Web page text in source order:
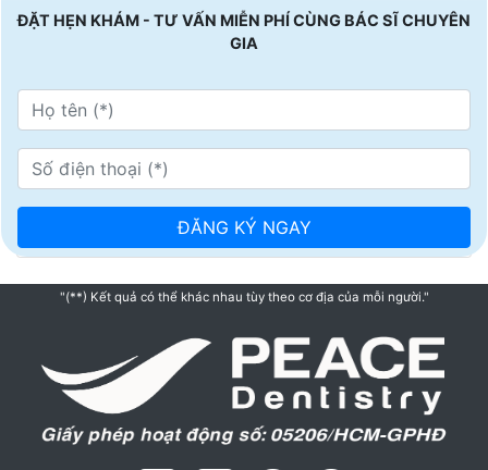
ĐẶT HẸN KHÁM - TƯ VẤN MIỄN PHÍ CÙNG BÁC SĨ CHUYÊN
GIA
"(**) Kết quả có thể khác nhau tùy theo cơ địa của mỗi người."